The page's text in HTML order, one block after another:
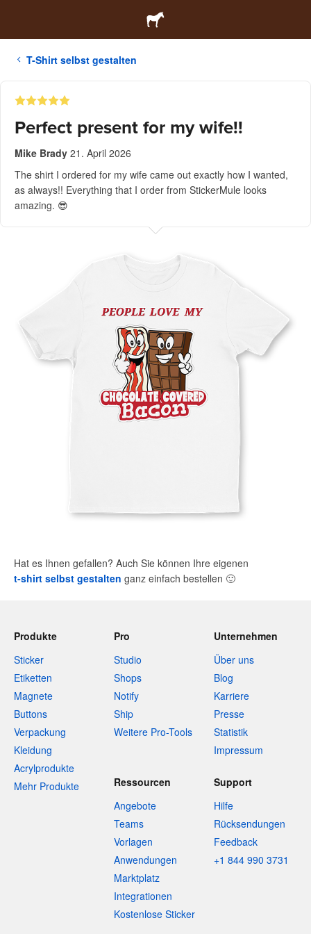
T-Shirt selbst gestalten
Perfect present for my wife!!
Mike Brady 21. April 2026
The shirt I ordered for my wife came out exactly how I wanted,
as always!! Everything that I order from StickerMule looks
amazing. 😎
Hat es Ihnen gefallen? Auch Sie können Ihre eigenen
t-shirt selbst gestalten ganz einfach bestellen 🙂
Produkte
Sticker
Etiketten
Magnete
Buttons
Verpackung
Kleidung
Acrylprodukte
Mehr Produkte
Pro
Studio
Shops
Notify
Ship
Weitere Pro-Tools
Unternehmen
Über uns
Blog
Karriere
Presse
Statistik
Impressum
Ressourcen
Angebote
Teams
Vorlagen
Anwendungen
Marktplatz
Integrationen
Kostenlose Sticker
Support
Hilfe
Rücksendungen
Feedback
+1 844 990 3731